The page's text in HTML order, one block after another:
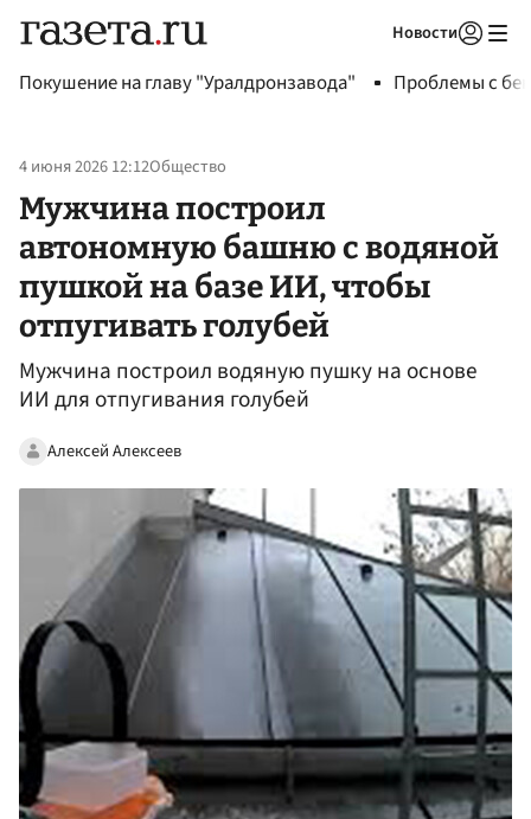
Новости
Покушение на главу "Уралдронзавода" Проблемы с
4 июня 2026 12:12Общество
Мужчина построил
автономную башню с водяной
пушкой на базе ИИ, чтобы
отпугивать голубей
Мужчина построил водяную пушку на основе
ИИ для отпугивания голубей
Алексей Алексеев